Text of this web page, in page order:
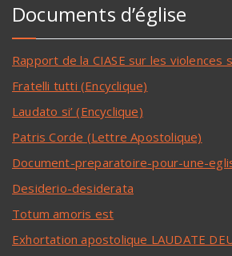
Documents d’église
Rapport de la CIASE sur les violences
Fratelli tutti (Encyclique)
Laudato si’ (Encyclique)
Patris Corde (Lettre Apostolique)
Document-preparatoire-pour-une-
Desiderio-desiderata
Totum amoris est
Exhortation apostolique LAUDATE